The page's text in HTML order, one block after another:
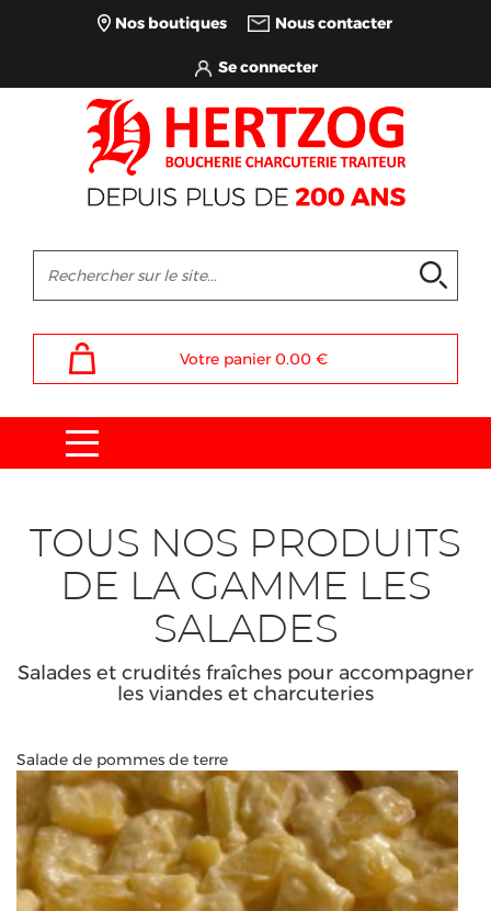
Nos boutiques Nous contacter
Votre panier 0.00 €
TOUS NOS PRODUITS
DE LA GAMME LES
SALADES
Salades et crudités fraîches pour accompagner
les viandes et charcuteries
Salade de pommes de terre